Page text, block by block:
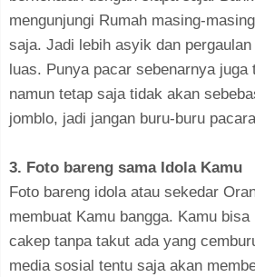
mengunjungi Rumah masing-
saja. Jadi lebih asyik dan
luas. Punya pacar sebenarnya
namun tetap saja tidak akan
jomblo, jadi jangan buru-buru
3. Foto bareng sama Idola Kamu
Foto bareng idola atau sekedar
membuat Kamu bangga. Kamu
cakep tanpa takut ada yang
media sosial tentu saja akan